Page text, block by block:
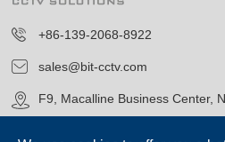
+86-139-2068-8922
sales@bit-cctv.com
F9, Macalline Business Center,